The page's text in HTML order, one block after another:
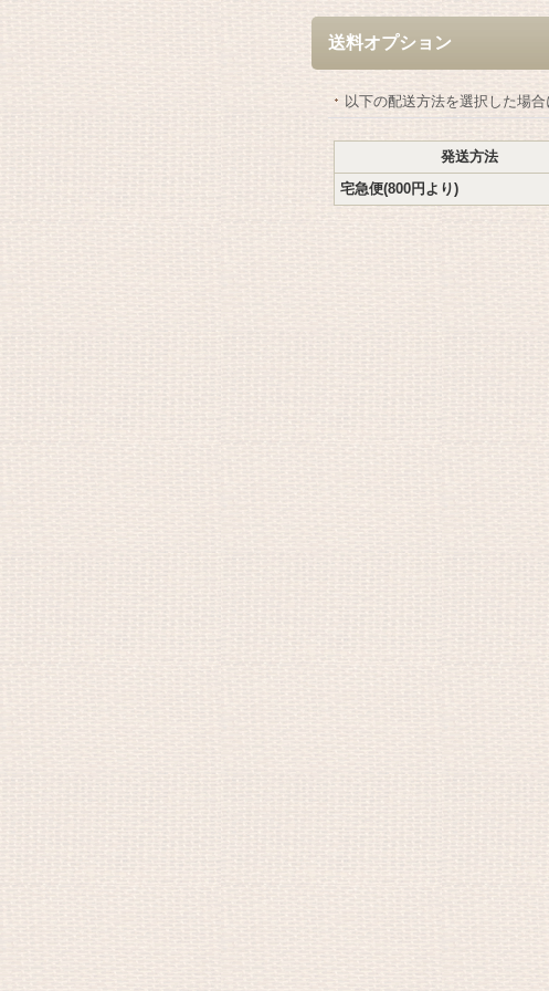
送料オプション
以下の配送方法を選択した場
発送方法
宅急便(800円より)